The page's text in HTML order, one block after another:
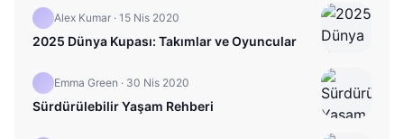
Alex Kumar · 15 Nis 2020
2025 Dünya Kupası: Takımlar ve Oyuncular
Emma Green · 30 Nis 2020
Sürdürülebilir Yaşam Rehberi